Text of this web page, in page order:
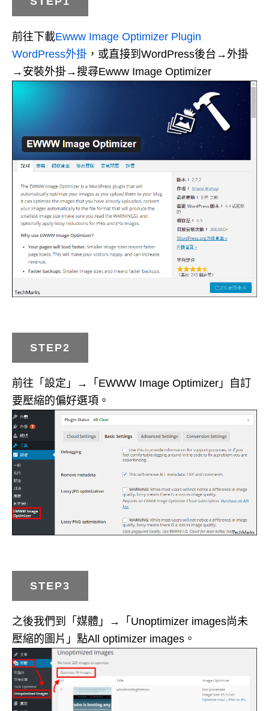
前往下載Ewww Image Optimizer Plugin
WordPress外掛 ，或直接到WordPress後台→外掛
→安裝外掛→搜尋Ewww Image Optimizer
STEP2
前往「設定」→「EWWW Image Optimizer」自訂
要壓縮的偏好選項。
STEP3
之後我們到「媒體」→「Unoptimizer images尚未
壓縮的圖片」點All optimizer images。